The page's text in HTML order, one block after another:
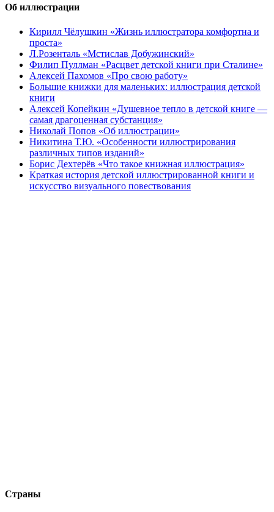
Об иллюстрации
Кирилл Чёлушкин «Жизнь иллюстратора комфортна и
проста»
Л.Розенталь «Мстислав Добужинский»
Филип Пуллман «Расцвет детской книги при Сталине»
Алексей Пахомов «Про свою работу»
Большие книжки для маленьких: иллюстрация детской
книги
Алексей Копейкин «Душевное тепло в детской книге —
самая драгоценная субстанция»
Николай Попов «Об иллюстрации»
Никитина Т.Ю. «Особенности иллюстрирования
различных типов изданий»
Борис Дехтерёв «Что такое книжная иллюстрация»
Краткая история детской иллюстрированной книги и
искусство визуального повествования
Страны